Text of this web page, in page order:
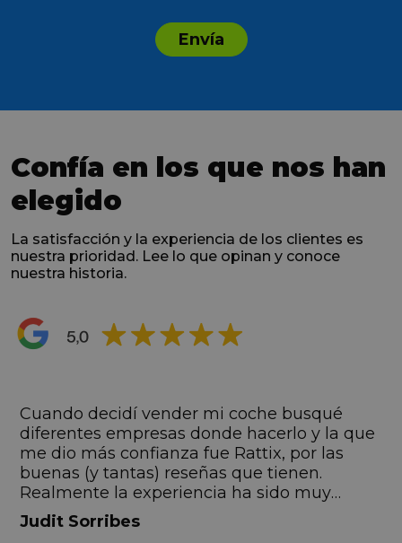
Envía
Confía en los que nos han
elegido
La satisfacción y la experiencia de los clientes es
nuestra prioridad. Lee lo que opinan y conoce
nuestra historia.
Cuando decidí vender mi coche busqué
diferentes empresas donde hacerlo y la que
me dio más confianza fue Rattix, por las
buenas (y tantas) reseñas que tienen.
Realmente la experiencia ha sido muy
buena, Carolina ha sido siempre muy atenta
y profesional. Finalmente mi hermana se
Judit Sorribes